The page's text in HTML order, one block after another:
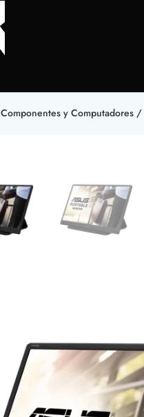
Componentes y Computadores /